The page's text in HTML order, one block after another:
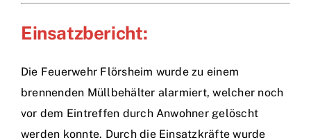
Einsatzbericht:
Die Feuerwehr Flörsheim wurde zu einem
brennenden Müllbehälter alarmiert, welcher noch
vor dem Eintreffen durch Anwohner gelöscht
werden konnte. Durch die Einsatzkräfte wurde